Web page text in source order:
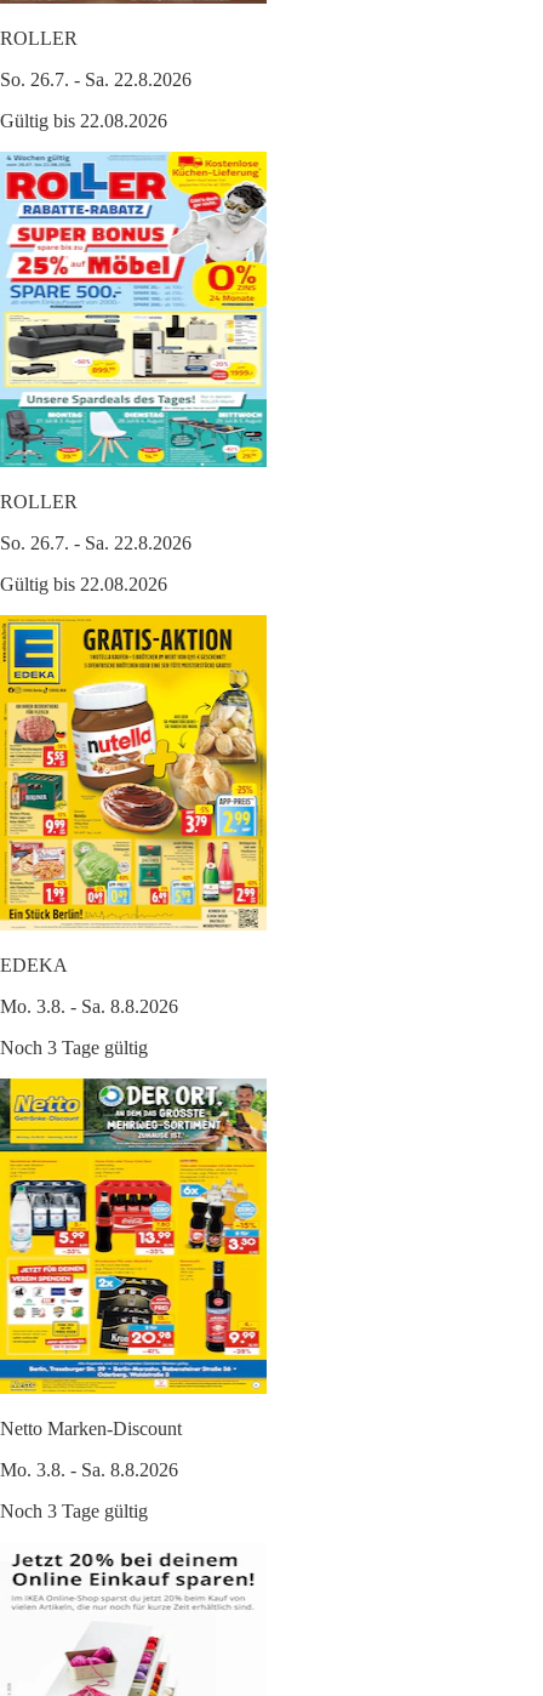
ROLLER
So. 26.7. - Sa. 22.8.2026
Gültig bis 22.08.2026
ROLLER
So. 26.7. - Sa. 22.8.2026
Gültig bis 22.08.2026
EDEKA
Mo. 3.8. - Sa. 8.8.2026
Noch 3 Tage gültig
Netto Marken-Discount
Mo. 3.8. - Sa. 8.8.2026
Noch 3 Tage gültig